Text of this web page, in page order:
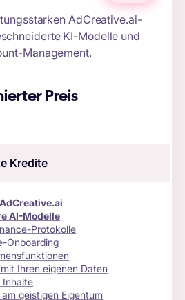
AdCreative.ai-
KI-Modelle und
Management.
Preis
Kredite
AI-Modelle
Protokolle
Onboarding
Ihren eigenen Daten
Inhalte
geistigen Eigentum